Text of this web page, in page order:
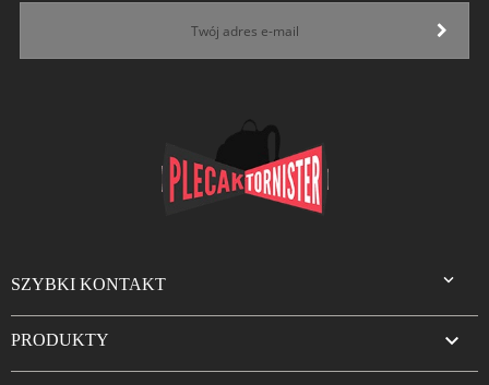
SZYBKI KONTAKT 
PRODUKTY 